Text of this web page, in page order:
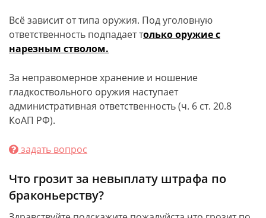
Всё зависит от типа оружия. Под уголовную
ответственность подпадает только оружие с
нарезным стволом.
За неправомерное хранение и ношение
гладкоствольного оружия наступает
административная ответственность (ч. 6 ст. 20.8
КоАП РФ).
задать вопрос
Что грозит за невыплату штрафа по
браконьерству?